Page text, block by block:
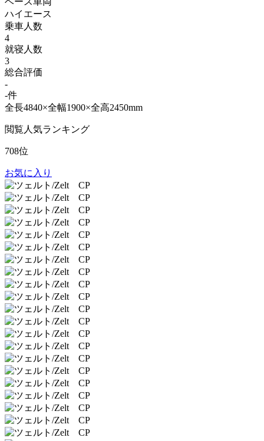
ハイエース
乗車人数
4
就寝人数
3
総合評価
-
-件
全長4840×全幅1900×全高2450mm
閲覧人気ランキング
708位
お気に入り